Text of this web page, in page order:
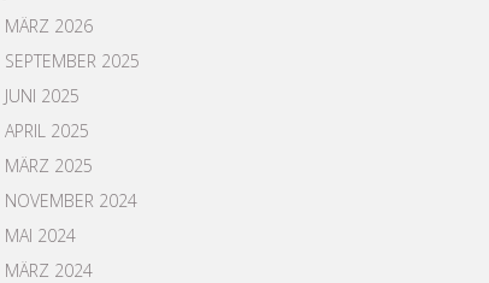
MÄRZ 2026
SEPTEMBER 2025
JUNI 2025
APRIL 2025
MÄRZ 2025
NOVEMBER 2024
MAI 2024
MÄRZ 2024